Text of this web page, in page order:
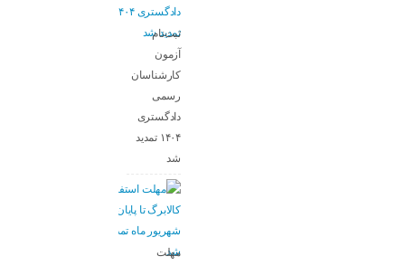
ثبت‌نام
آزمون
کارشناسان
رسمی
دادگستری
۱۴۰۴ تمدید
شد
مهلت